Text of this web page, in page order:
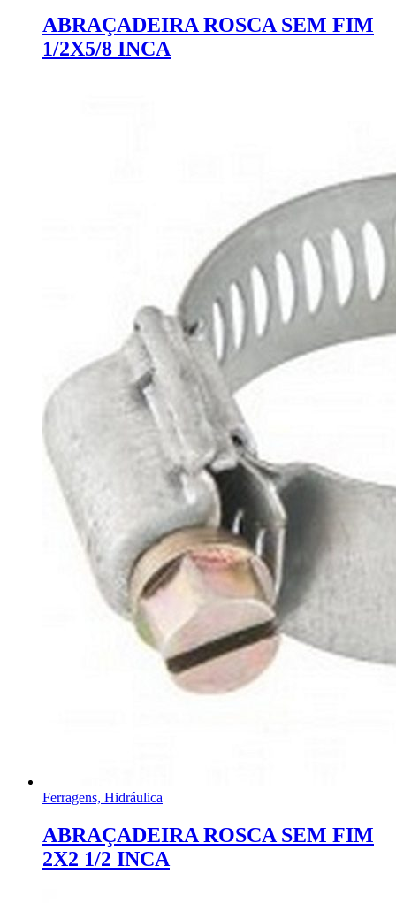
ABRAÇADEIRA ROSCA SEM FIM
1/2X5/8 INCA
Ferragens, Hidráulica
ABRAÇADEIRA ROSCA SEM FIM
2X2 1/2 INCA